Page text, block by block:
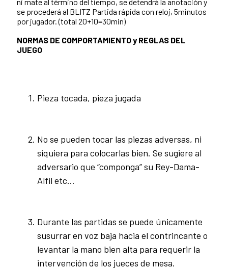
se procederá al BLITZ Partida rápida con reloj, 5minutos
por jugador. (total 20+10=30min)
NORMAS DE COMPORTAMIENTO y REGLAS DEL
JUEGO
Pieza tocada, pieza jugada
No se pueden tocar las piezas adversas, ni
siquiera para colocarlas bien. Se sugiere al
adversario que “componga” su Rey-Dama-
Alfil etc…
Durante las partidas se puede únicamente
susurrar en voz baja hacia el contrincante o
levantar la mano bien alta para requerir la
intervención de los jueces de mesa.